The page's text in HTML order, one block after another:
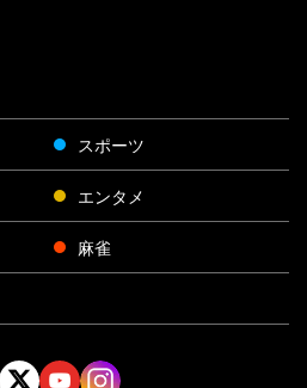
スポーツ
エンタメ
麻雀